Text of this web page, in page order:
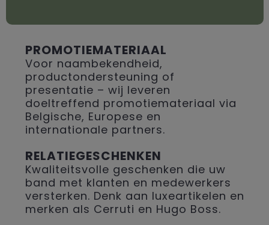
PROMOTIEMATERIAAL
Voor naambekendheid,
productondersteuning of
presentatie – wij leveren
doeltreffend promotiemateriaal via
Belgische, Europese en
internationale partners.
RELATIEGESCHENKEN
Kwaliteitsvolle geschenken die uw
band met klanten en medewerkers
versterken. Denk aan luxeartikelen en
merken als Cerruti en Hugo Boss.